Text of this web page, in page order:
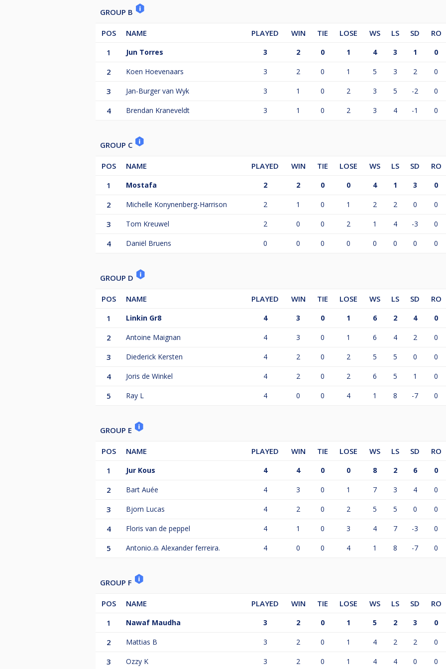
GROUP B
POS NAME PLAYED WIN TIE LOSE WS LS SD
RO
1
Jun Torres 3 2 0 1 4 3 1 0
2 Koen Hoevenaars 3 2 0 1 5 3 2 0
3 Jan-Burger van Wyk 3 1 0 2 3 5 -2 0
4 Brendan Kraneveldt 3 1 0 2 3 4 -1 0
GROUP C
POS NAME PLAYED WIN TIE LOSE WS LS SD
RO
1
Mostafa 2 2 0 0 4 1 3 0
2 Michelle Konynenberg-Harrison 2 1 0 1 2 2 0 0
3 Tom Kreuwel 2 0 0 2 1 4 -3 0
4 Daniël Bruens 0 0 0 0 0 0 0 0
GROUP D
POS NAME PLAYED WIN TIE LOSE WS LS SD
RO
1
Linkin Gr8 4 3 0 1 6 2 4 0
2 Antoine Maignan 4 3 0 1 6 4 2 0
3 Diederick Kersten 4 2 0 2 5 5 0 0
4 Joris de Winkel 4 2 0 2 6 5 1 0
5 Ray L 4 0 0 4 1 8 -7 0
GROUP E
POS NAME PLAYED WIN TIE LOSE WS LS SD
RO
1
Jur Kous 4 4 0 0 8 2 6 0
2 Bart Auée 4 3 0 1 7 3 4 0
3 Bjorn Lucas 4 2 0 2 5 5 0 0
4 Floris van de peppel 4 1 0 3 4 7 -3 0
5 Antonio.♎️ Alexander ferreira. 4 0 0 4 1 8 -7 0
GROUP F
POS NAME PLAYED WIN TIE LOSE WS LS SD
RO
1
Nawaf Maudha 3 2 0 1 5 2 3 0
2 Mattias B 3 2 0 1 4 2 2 0
3 Ozzy K 3 2 0 1 4 4 0 0